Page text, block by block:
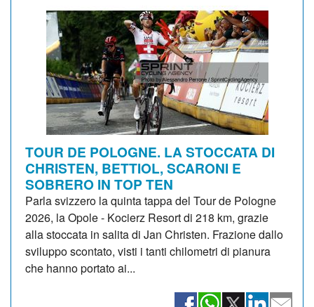
TOUR DE POLOGNE. LA STOCCATA DI
CHRISTEN, BETTIOL, SCARONI E
SOBRERO IN TOP TEN
Parla svizzero la quinta tappa del Tour de Pologne
2026, la Opole - Kocierz Resort di 218 km, grazie
alla stoccata in salita di Jan Christen. Frazione dallo
sviluppo scontato, visti i tanti chilometri di pianura
che hanno portato ai...